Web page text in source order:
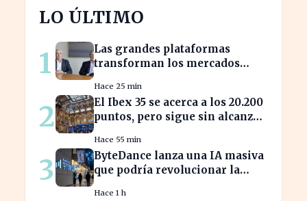
LO ÚLTIMO
1
Las grandes plataformas
transforman los mercados
competencia
Hace 25 min
2
El Ibex 35 se acerca a los 20.200
puntos, pero sigue sin alcanzar
Hace 55 min
3
ByteDance lanza una IA masiva
que podría revolucionar la
Hace 1 h